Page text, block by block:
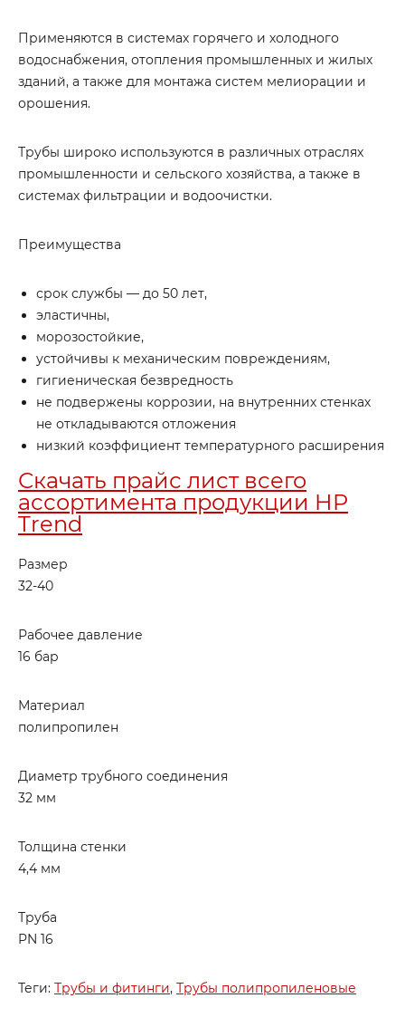
Применяются в системах горячего и холодного
водоснабжения, отопления промышленных и жилых
зданий, а также для монтажа систем мелиорации и
орошения.
Трубы широко используются в различных отраслях
промышленности и сельского хозяйства, а также в
системах фильтрации и водоочистки.
Преимущества
срок службы — до 50 лет,
эластичны,
морозостойкие,
устойчивы к механическим повреждениям,
гигиеническая безвредность
не подвержены коррозии, на внутренних стенках
не откладываются отложения
низкий коэффициент температурного расширения
Скачать прайс лист всего
ассортимента продукции HP
Trend
Размер
32-40
Рабочее давление
16 бар
Материал
полипропилен
Диаметр трубного соединения
32 мм
Толщина стенки
4,4 мм
Труба
PN 16
Теги: Трубы и фитинги, Трубы полипропиленовые